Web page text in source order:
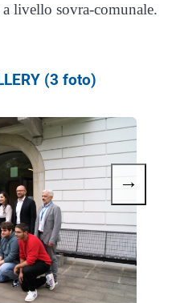
livello sovra-comunale.
(3 foto)
→